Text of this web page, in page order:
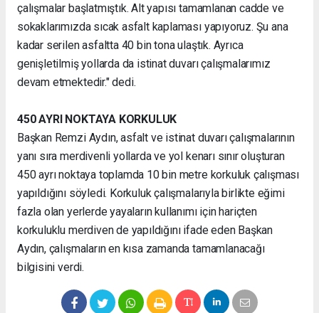
çalışmalar başlatmıştık. Alt yapısı tamamlanan cadde ve
sokaklarımızda sıcak asfalt kaplaması yapıyoruz. Şu ana
kadar serilen asfaltta 40 bin tona ulaştık. Ayrıca
genişletilmiş yollarda da istinat duvarı çalışmalarımız
devam etmektedir." dedi.
450 AYRI NOKTAYA KORKULUK
Başkan Remzi Aydın, asfalt ve istinat duvarı çalışmalarının
yanı sıra merdivenli yollarda ve yol kenarı sınır oluşturan
450 ayrı noktaya toplamda 10 bin metre korkuluk çalışması
yapıldığını söyledi. Korkuluk çalışmalarıyla birlikte eğimi
fazla olan yerlerde yayaların kullanımı için hariçten
korkuluklu merdiven de yapıldığını ifade eden Başkan
Aydın, çalışmaların en kısa zamanda tamamlanacağı
bilgisini verdi.